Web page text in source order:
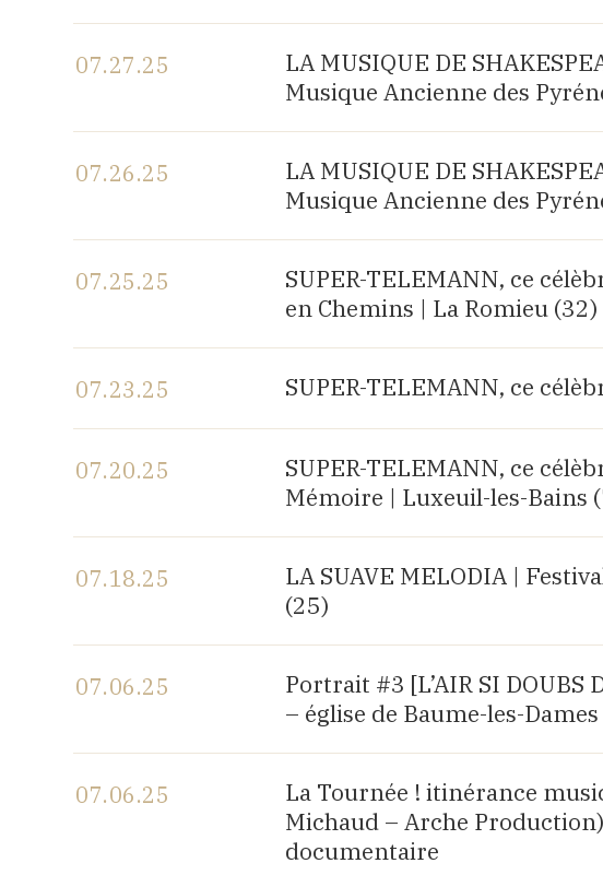
07.27.25
LA MUSIQUE DE
Musique Ancienne des
07.26.25
LA MUSIQUE DE
Musique Ancienne des
07.25.25
SUPER-TELEMANN, ce
en Chemins | La Romieu (32)
07.23.25 SUPER-TELEMANN, ce
07.20.25
SUPER-TELEMANN, ce
Mémoire | Luxeuil-les-Bains
07.18.25
LA SUAVE MELODIA |
(25)
07.06.25
Portrait #3 [L’AIR SI DOUBS
– église de Baume-les-
07.06.25
La Tournée ! itinérance
Michaud – Arche
documentaire